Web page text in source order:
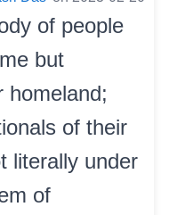
of people
but
homeland;
of their
literally under
of